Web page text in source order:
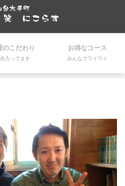
のこだわり
入ってます
お得なコース
みんなでワイワイ